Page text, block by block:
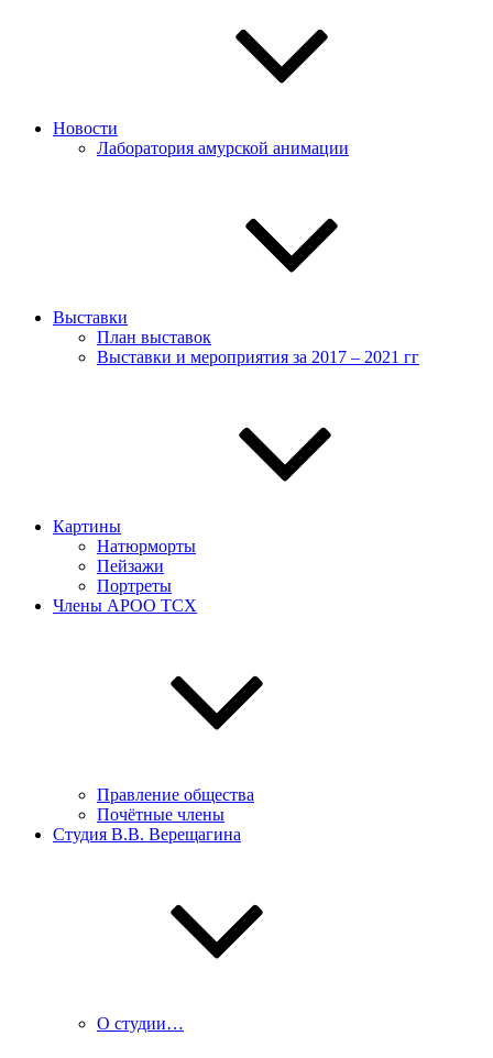
Новости
Лаборатория амурской анимации
Выставки
План выставок
Выставки и мероприятия за 2017 – 2021 гг
Картины
Натюрморты
Пейзажи
Портреты
Члены АРОО ТСХ
Правление общества
Почётные члены
Студия В.В. Верещагина
О студии…